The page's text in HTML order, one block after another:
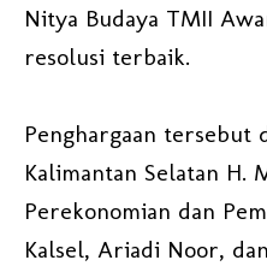
Nitya Budaya TMII
resolusi terbaik.
Penghargaan
Kalimantan Selatan H.
Perekonomian dan
Kalsel, Ariadi Noor,